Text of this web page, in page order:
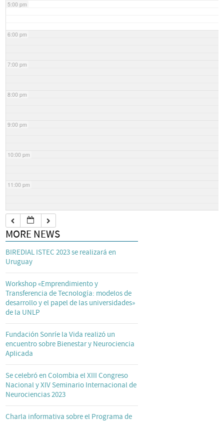
5:00 pm
6:00 pm
7:00 pm
8:00 pm
9:00 pm
10:00 pm
11:00 pm
MORE NEWS
BIREDIAL ISTEC 2023 se realizará en
Uruguay
Workshop «Emprendimiento y
Transferencia de Tecnología: modelos de
desarrollo y el papel de las universidades»
de la UNLP
Fundación Sonríe la Vida realizó un
encuentro sobre Bienestar y Neurociencia
Aplicada
Se celebró en Colombia el XIII Congreso
Nacional y XIV Seminario Internacional de
Neurociencias 2023
Charla informativa sobre el Programa de